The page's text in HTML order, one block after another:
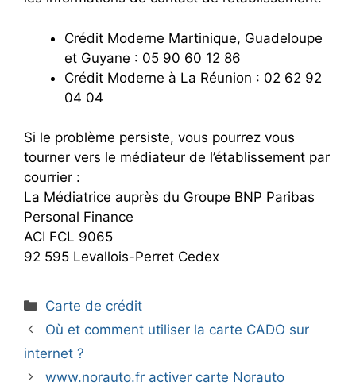
Crédit Moderne Martinique, Guadeloupe
et Guyane : 05 90 60 12 86
Crédit Moderne à La Réunion : 02 62 92
04 04
Si le problème persiste, vous pourrez vous
tourner vers le médiateur de l’établissement par
courrier :
La Médiatrice auprès du Groupe BNP Paribas
Personal Finance
ACI FCL 9065
92 595 Levallois-Perret Cedex
Catégories
Carte de crédit
Où et comment utiliser la carte CADO sur
internet ?
www.norauto.fr activer carte Norauto